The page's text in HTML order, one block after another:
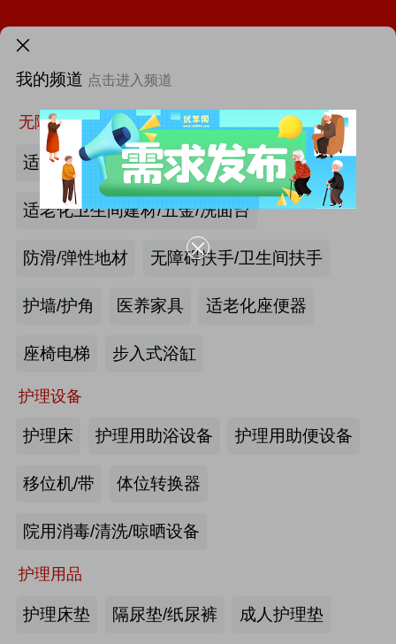
我的频道 点击进入频道
无障碍空间
适老化墙面/天花板
适老化卫生间建材/五金/洗面台
防滑/弹性地材 无障碍扶手/卫生间扶手
护墙/护角 医养家具 适老化座便器
座椅电梯 步入式浴缸
护理设备
护理床 护理用助浴设备 护理用助便设备
移位机/带 体位转换器
院用消毒/清洗/晾晒设备
护理用品
护理床垫 隔尿垫/纸尿裤 成人护理垫
首页 找新闻 找厂商
最新资讯
海尔电动轮椅-海尔智慧康养
第46届西部国际医疗器械展览会
产业头条
机构“一件事”上线